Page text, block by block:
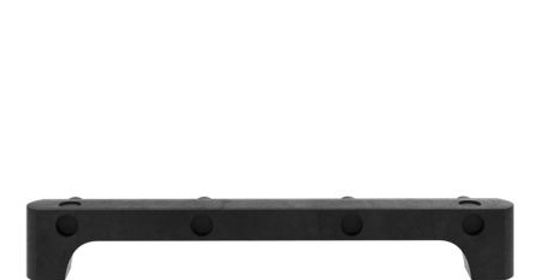
Рафт с 4 кубични отделения, черен, 69x30x72,5 см,
плат
Please select credit institution
Цена на продукта: